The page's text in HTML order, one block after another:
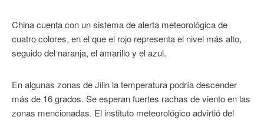
China cuenta con un sistema de alerta meteorológica de
cuatro colores, en el que el rojo representa el nivel más alto,
seguido del naranja, el amarillo y el azul.
En algunas zonas de Jilin la temperatura podría descender
más de 16 grados. Se esperan fuertes rachas de viento en las
zonas mencionadas. El instituto meteorológico advirtió del